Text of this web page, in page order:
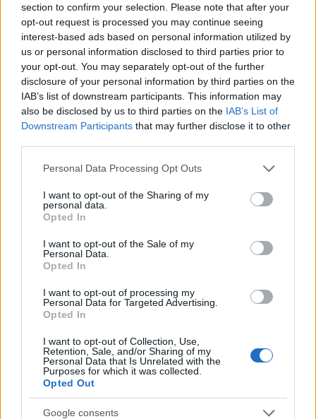
section to confirm your selection. Please note that after your
opt-out request is processed you may continue seeing
interest-based ads based on personal information utilized by
us or personal information disclosed to third parties prior to
your opt-out. You may separately opt-out of the further
disclosure of your personal information by third parties on the
IAB’s list of downstream participants. This information may
also be disclosed by us to third parties on the IAB’s List of
Downstream Participants that may further disclose it to other
Please note that this website/app uses one or more Google
not limited to your visit or usage behaviour. You may click to
grant or deny consent to Google and its third-party tags to
use your data for below specified purposes in below Google
consent section.
Personal Data Processing Opt Outs
I want to opt-out of the Sharing of my
personal data.
Opted In
I want to opt-out of the Sale of my
Personal Data.
Opted In
I want to opt-out of processing my
Personal Data for Targeted Advertising.
Opted In
I want to opt-out of Collection, Use,
Retention, Sale, and/or Sharing of my
Personal Data that Is Unrelated with the
Purposes for which it was collected.
Opted Out
Google consents
Országos hírek
Miért éri meg Afrikában utat építeni?
Minden, amit a GED Afrika projektről
tudni kell
Kultúra
felhasználta az emberiség a Föld egész
évre elegendő erőforrásait
HÍRLEVÉL
E-mail cím